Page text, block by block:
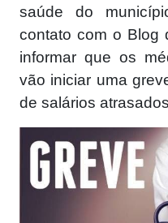
saúde do
contato com o Blog
informar que os
vão iniciar uma
de salários